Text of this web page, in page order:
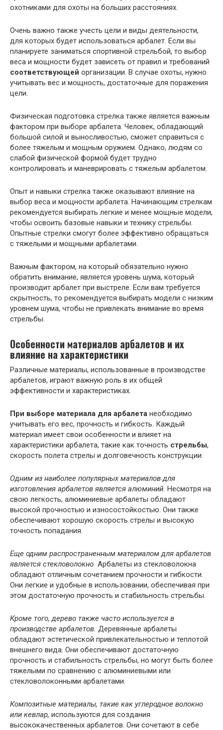
охотниками для охоты на больших расстояниях.
Очень важно также учесть цели и виды деятельности,
для которых будет использоваться арбалет. Если вы
планируете заниматься спортивной стрельбой, то выбор
веса и мощности будет зависеть от правил и требований
соответствующей организации. В случае охоты, нужно
учитывать вес и мощность, достаточные для поражения
цели.
Физическая подготовка стрелка также является важным
фактором при выборе арбалета. Человек, обладающий
большой силой и выносливостью, сможет справиться с
более тяжелым и мощным оружием. Однако, людям со
слабой физической формой будет трудно
контролировать и маневрировать с тяжелым арбалетом.
Опыт и навыки стрелка также оказывают влияние на
выбор веса и мощности арбалета. Начинающим стрелкам
рекомендуется выбирать легкие и менее мощные модели,
чтобы освоить базовые навыки и технику стрельбы.
Опытные стрелки смогут более эффективно обращаться
с тяжелыми и мощными арбалетами.
Важным фактором, на который обязательно нужно
обратить внимание, является уровень шума, который
производит арбалет при выстреле. Если вам требуется
скрытность, то рекомендуется выбирать модели с низким
уровнем шума, чтобы не привлекать внимание во время
стрельбы.
Особенности материалов арбалетов и их
влияние на характеристики
Различные материалы, использованные в производстве
арбалетов, играют важную роль в их общей
эффективности и характеристиках.
При выборе материала для арбалета необходимо
учитывать его вес, прочность и гибкость. Каждый
материал имеет свои особенности и влияет на
характеристики арбалета, такие как точность стрельбы,
скорость полета стрелы и долговечность конструкции.
Одним из наиболее популярных материалов для
изготовления арбалетов является алюминий. Несмотря на
свою легкость, алюминиевые арбалеты обладают
высокой прочностью и износостойкостью. Они также
обеспечивают хорошую скорость стрелы и высокую
точность попадания.
Еще одним распространенным материалом для арбалетов
является стекловолокно. Арбалеты из стекловолокна
обладают отличным сочетанием прочности и гибкости.
Они легкие и удобные в использовании, обеспечивая при
этом достаточную прочность и стабильность стрельбы.
Кроме того, дерево также часто используется в
производстве арбалетов. Деревянные арбалеты
обладают эстетической привлекательностью и теплотой
внешнего вида. Они обеспечивают достаточную
прочность и стабильность стрельбы, но могут быть более
тяжелыми по сравнению с алюминиевыми или
стекловолоконными арбалетами.
Композитные материалы, такие как углеродное волокно
или кевлар, используются для создания
высококачественных арбалетов. Они сочетают в себе